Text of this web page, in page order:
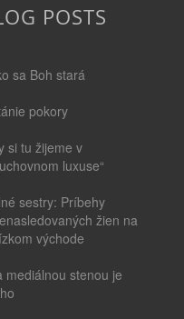
POSTS
sa Boh stará
pokory
si tu žijeme v
luxuse“
sestry: Príbehy
žien na
východe
mediálnou stenou je